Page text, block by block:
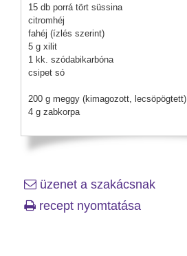
15 db porrá tört süssina
citromhéj
fahéj (ízlés szerint)
5 g xilit
1 kk. szódabikarbóna
csipet só
200 g meggy (kimagozott, lecsöpögtett)
4 g zabkorpa
üzenet a szakácsnak
recept nyomtatása